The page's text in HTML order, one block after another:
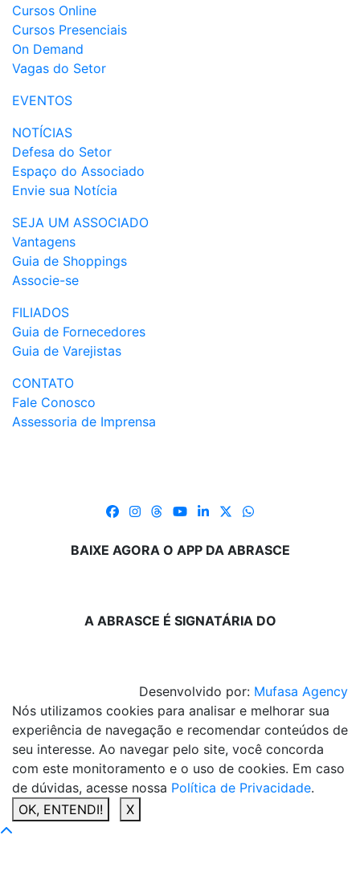
Cursos Online
Cursos Presenciais
On Demand
Vagas do Setor
EVENTOS
NOTÍCIAS
Defesa do Setor
Espaço do Associado
Envie sua Notícia
SEJA UM ASSOCIADO
Vantagens
Guia de Shoppings
Associe-se
FILIADOS
Guia de Fornecedores
Guia de Varejistas
CONTATO
Fale Conosco
Assessoria de Imprensa
BAIXE AGORA O APP DA ABRASCE
A ABRASCE É SIGNATÁRIA DO
Desenvolvido por: Mufasa Agency
Nós utilizamos cookies para analisar e melhorar sua
experiência de navegação e recomendar conteúdos de
seu interesse. Ao navegar pelo site, você concorda
com este monitoramento e o uso de cookies. Em caso
de dúvidas, acesse nossa Política de Privacidade.
OK, ENTENDI!
X